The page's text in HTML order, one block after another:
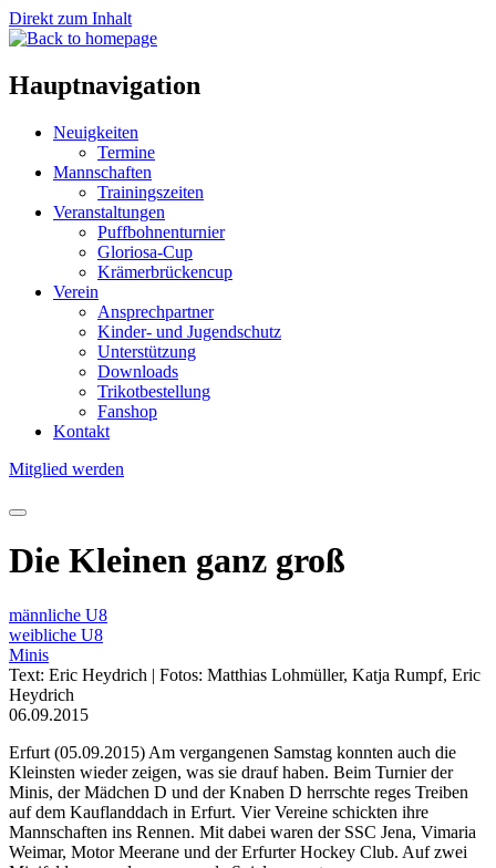
Direkt zum Inhalt
Hauptnavigation
Neuigkeiten
Termine
Mannschaften
Trainingszeiten
Veranstaltungen
Puffbohnenturnier
Gloriosa-Cup
Krämerbrückencup
Verein
Ansprechpartner
Kinder- und Jugendschutz
Unterstützung
Downloads
Trikotbestellung
Fanshop
Kontakt
Mitglied werden
Die Kleinen ganz groß
männliche U8
weibliche U8
Minis
Text: Eric Heydrich | Fotos: Matthias Lohmüller, Katja Rumpf, Eric
Heydrich
06.09.2015
Erfurt (05.09.2015) Am vergangenen Samstag konnten auch die
Kleinsten wieder zeigen, was sie drauf haben. Beim Turnier der
Minis, der Mädchen D und der Knaben D herrschte reges Treiben
auf dem Kauflanddach in Erfurt. Vier Vereine schickten ihre
Mannschaften ins Rennen. Mit dabei waren der SSC Jena, Vimaria
Weimar, Motor Meerane und der Erfurter Hockey Club. Auf zwei